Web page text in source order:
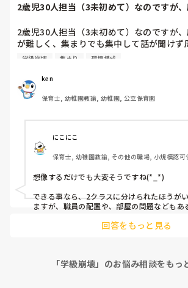
2歳児30人担当（3未初めて）なのですが
2歳児30人担当（3未初めて）なのですが
が難しく、集まりでも集中して話が聞けず
ょっかいをかけ半分学級崩壊みたいにな
配慮したらいいと思われますか？
学級崩壊 集まり 環境構成
ken
保育士, 幼稚園教諭, 幼稚園, 公立保育園
にこにこ
保育士, 幼稚園教諭, その他の職場, 小規模認可
想像するだけでも大変そうですね(*_*)
できる事なら、2クラスに分けられたほうが
ますが、職員の配置や、部屋の問題などもあ
低月齢と高月齢など、クラスに見合ったチー
回答をもっと見る
「学級崩壊」のお悩み相談をもっ